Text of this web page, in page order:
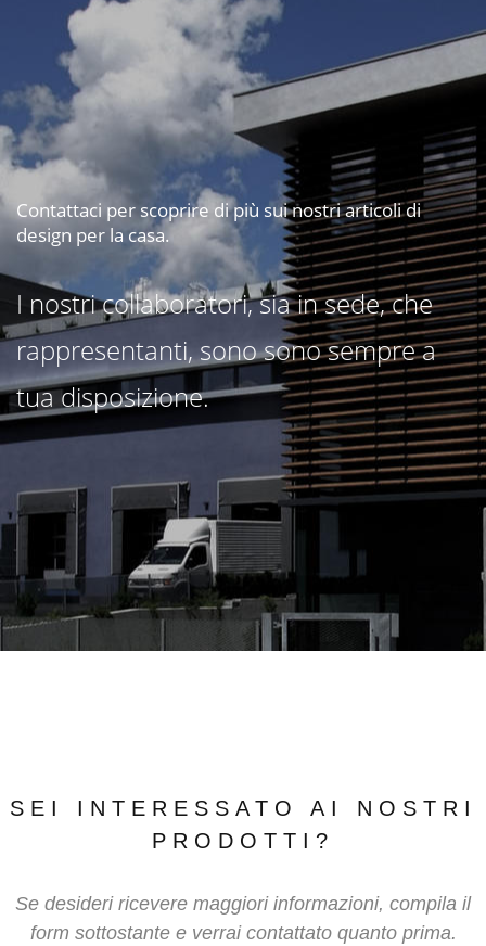
DISTRIBUZIONE
AREA RISERVATA
Contattaci per scoprire di più sui nostri articoli di
design per la casa.
I nostri collaboratori, sia in sede, che
rappresentanti, sono sono sempre a
tua disposizione.
SEI INTERESSATO AI NOSTRI
PRODOTTI?
Se desideri ricevere maggiori informazioni, compila il
form sottostante e verrai contattato quanto prima.